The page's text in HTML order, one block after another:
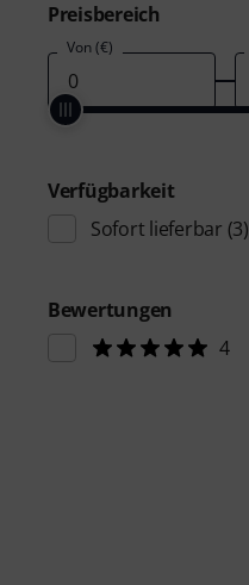
Preisbereich
Von (€)
Verfügbarkeit
Sofort lieferbar (3)
Bewertungen
4